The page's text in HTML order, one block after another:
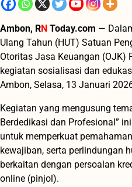
Ambon, RN Today.com —
Ulang Tahun (HUT) Satuan
Otoritas Jasa Keuangan (OJK)
kegiatan sosialisasi dan
Ambon, Selasa, 13 Januari
Kegiatan yang mengusung
Berdedikasi dan Profesional”
untuk memperkuat
kewajiban, serta perlindungan
berkaitan dengan persoalan
online (pinjol).